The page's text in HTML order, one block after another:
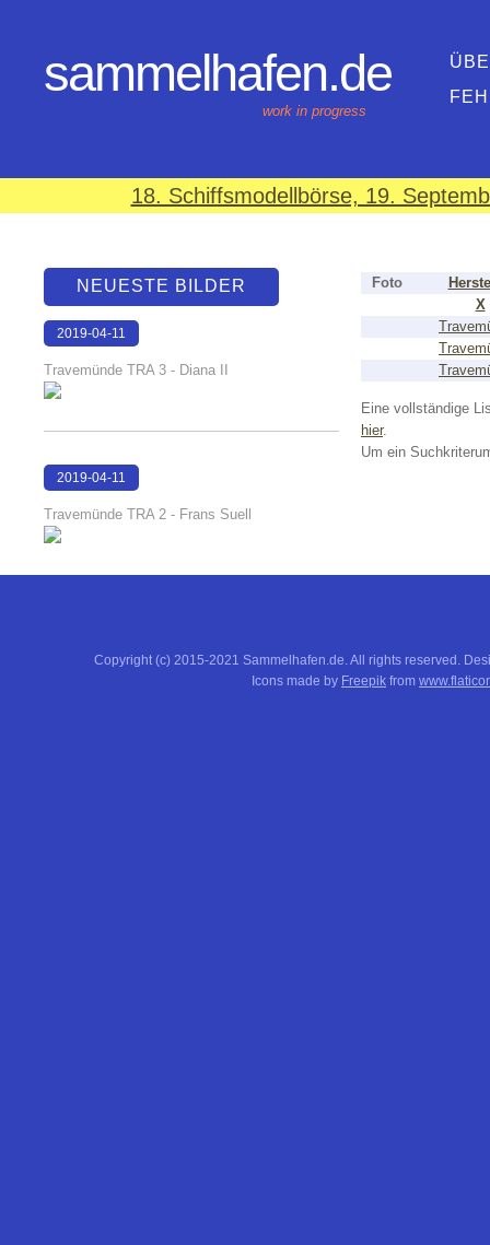
sammelhafen.de
work in progress
18. Schiffsmodellbörse, 19.
Foto
X
Eine vollständige
hier.
Um ein
NEUESTE BILDER
2019-04-11
Travemünde TRA 3 - Diana II
2019-04-11
Travemünde TRA 2 - Frans Suell
Copyright (c) 2015-2021 Sammelhafen.de. All rights reserved.
Icons made by Freepik from